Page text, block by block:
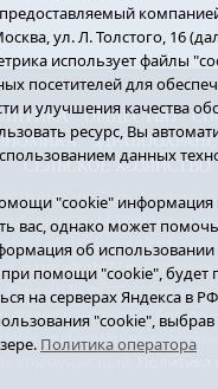
ОБЩЕСТВО
СЕЛЬСКОЕ ХОЗЯЙСТВО
Armizon72.ру. Главный
Владимир Михайлович.
«Армизонский
ЭЛ № ФС77-66939 от
Федеральной службой по
информационных
ул. Л. Толстого, 16
использует файлы
посетителей для
и улучшения качества
ресурс, Вы
данных
"cookie" информация
вас, однако может
об
при помощи "cookie", будет
на серверах Яндекса в
"cookie",
Политика оператора